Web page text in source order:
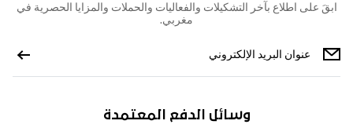
ابقَ على اطلاع بآخر التشكيلات والفعاليات والحملات والمزايا الحصرية في
مغربي.
وسائل الدفع المعتمدة